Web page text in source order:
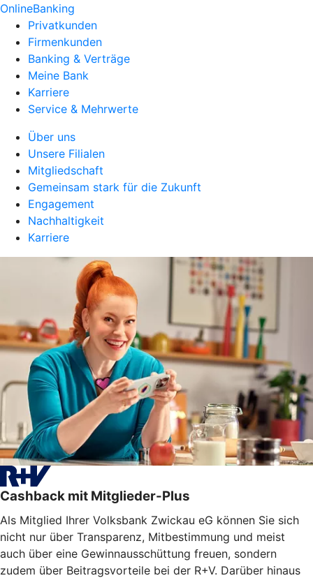
OnlineBanking
Privatkunden
Firmenkunden
Banking & Verträge
Meine Bank
Karriere
Service & Mehrwerte
Über uns
Unsere Filialen
Mitgliedschaft
Gemeinsam stark für die Zukunft
Engagement
Nachhaltigkeit
Karriere
Cashback mit Mitglieder-Plus
Als Mitglied Ihrer Volksbank Zwickau eG können Sie sich
nicht nur über Transparenz, Mitbestimmung und meist
auch über eine Gewinnausschüttung freuen, sondern
zudem über Beitragsvorteile bei der R+V. Darüber hinaus